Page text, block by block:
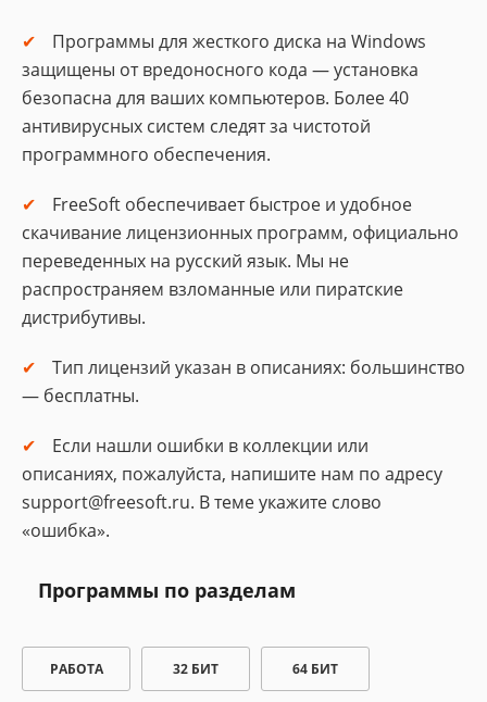
Программы для жесткого диска на Windows
защищены от вредоносного кода — установка
безопасна для ваших компьютеров. Более 40
антивирусных систем следят за чистотой
программного обеспечения.
FreeSoft обеспечивает быстрое и удобное
скачивание лицензионных программ, официально
переведенных на русский язык. Мы не
распространяем взломанные или пиратские
дистрибутивы.
Тип лицензий указан в описаниях: большинство
— бесплатны.
Если нашли ошибки в коллекции или
описаниях, пожалуйста, напишите нам по адресу
support@freesoft.ru. В теме укажите слово
«ошибка».
Программы по разделам
РАБОТА 32 БИТ 64 БИТ